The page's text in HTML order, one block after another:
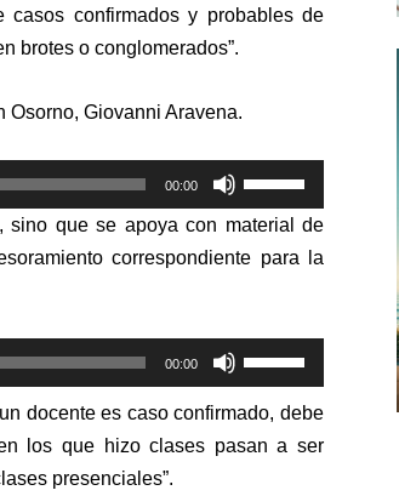
casos confirmados y probables de
brotes o conglomerados”.
Giovanni Aravena.
00:00
las
teclas
de
para
o
disminuir
que se apoya con material de
correspondiente para la
00:00
las
teclas
de
docente es caso confirmado, debe
los que hizo clases pasan a ser
presenciales”.